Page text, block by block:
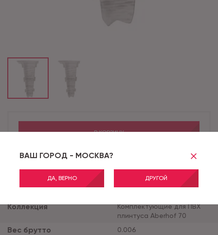
ВАШ ГОРОД - МОСКВА?
ДА, ВЕРНО ДРУГОЙ
ABERHOF
Коллекция
Комплектующие для ПВХ
плинтуса Aberhof 70
Вес брутто 0.006
В КОРЗИНУ